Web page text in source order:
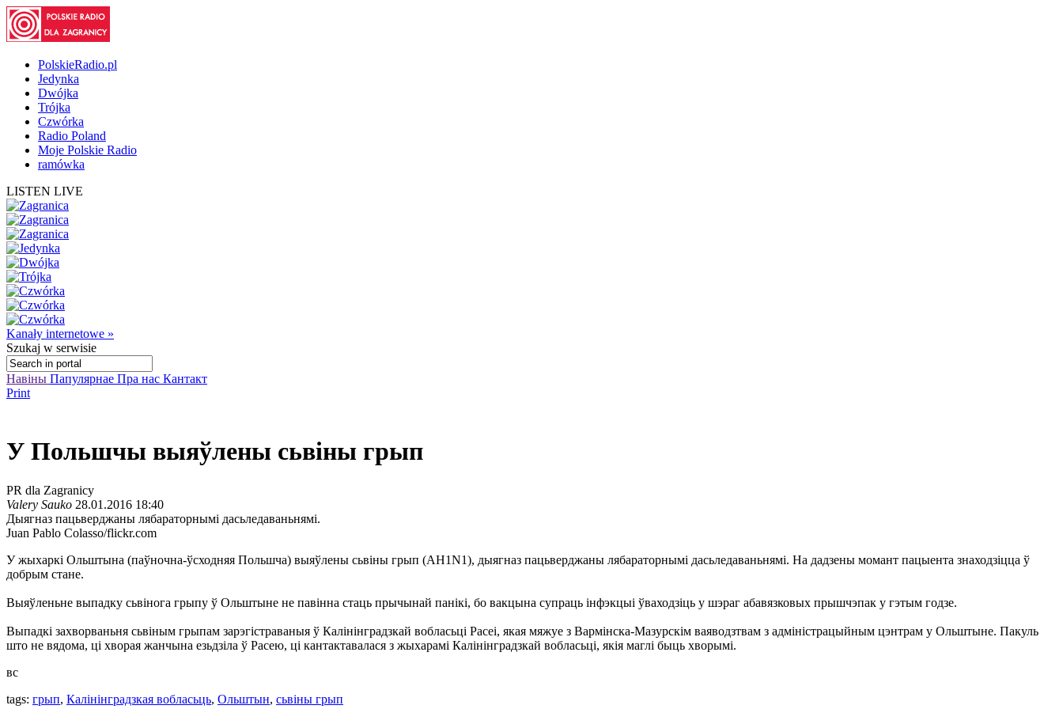
PolskieRadio.pl
Jedynka
Dwójka
Trójka
Czwórka
Radio Poland
Moje Polskie Radio
ramówka
LISTEN LIVE
Kanały internetowe »
Szukaj w serwisie
Навіны Папулярнае Пра нас Кантакт
Print
У Польшчы выяўлены сьвіны грып
PR dla Zagranicy
Valery Sauko 28.01.2016 18:40
Дыягназ пацьверджаны лябараторнымі дасьледаваньнямі.
Juan Pablo Colasso/flickr.com
У жыхаркі Ольштына (паўночна-ўсходняя Польшча) выяўлены сьвіны грып (AH1N1), дыягназ пацьверджаны лябараторнымі дасьледаваньнямі. На дадзены момант пацыента знаходзіцца ў
добрым стане.
Выяўленьне выпадку сьвінога грыпу ў Ольштыне не павінна стаць прычынай панікі, бо вакцына супраць інфэкцыі ўваходзіць у шэраг абавязковых прышчэпак у гэтым годзе.
Выпадкі захворваньня сьвіным грыпам зарэгістраваныя ў Калінінградзкай вобласьці Расеі, якая мяжуе з Вармінска-Мазурскім ваяводзтвам з адміністрацыйным цэнтрам у Ольштыне. Пакуль
што не вядома, ці хворая жанчына езьдзіла ў Расею, ці кантактавалася з жыхарамі Калінінградзкай вобласьці, якія маглі быць хворымі.
вс
tags: грып, Калінінградзкая вобласьць, Ольштын, сьвіны грып